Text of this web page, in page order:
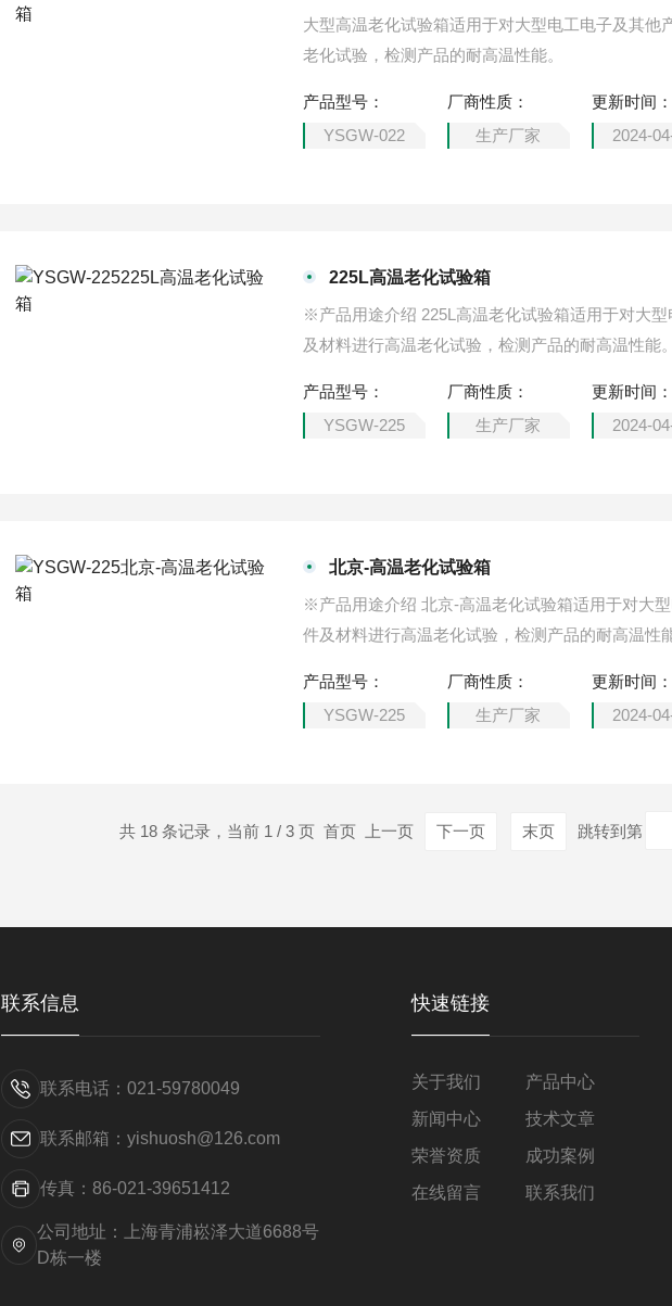
大型高温老化试验箱适用于对大型电工电子及其他
老化试验，检测产品的耐高温性能。
产品型号：
YSGW-022
厂商性质：
生产厂家
更新时间：
2024-
225L高温老化试验箱
※产品用途介绍 225L高温老化试验箱适用于对大
及材料进行高温老化试验，检测产品的耐高温性能
零配件、塑化产品高温老化试验。
产品型号：
YSGW-225
厂商性质：
生产厂家
更新时间：
2024-
北京-高温老化试验箱
※产品用途介绍 北京-高温老化试验箱适用于对大
件及材料进行高温老化试验，检测产品的耐高温性
零配件、塑化产品高温老化试验。
产品型号：
YSGW-225
厂商性质：
生产厂家
更新时间：
2024-
共 18 条记录，当前 1 / 3 页 首页 上一页 下一页 末页 跳转到第
联系信息
联系电话：021-59780049
联系邮箱：yishuosh@126.com
传真：86-021-39651412
公司地址：上海青浦崧泽大道6688号
D栋一楼
快速链接
关于我们
产品中心
新闻中心
技术文章
荣誉资质
成功案例
在线留言
联系我们